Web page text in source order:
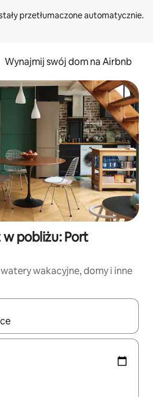
Wynajmij swój dom na Airbnb
pobliżu: Port
wakacyjne, domy i inne
możesz poruszać się po nich za